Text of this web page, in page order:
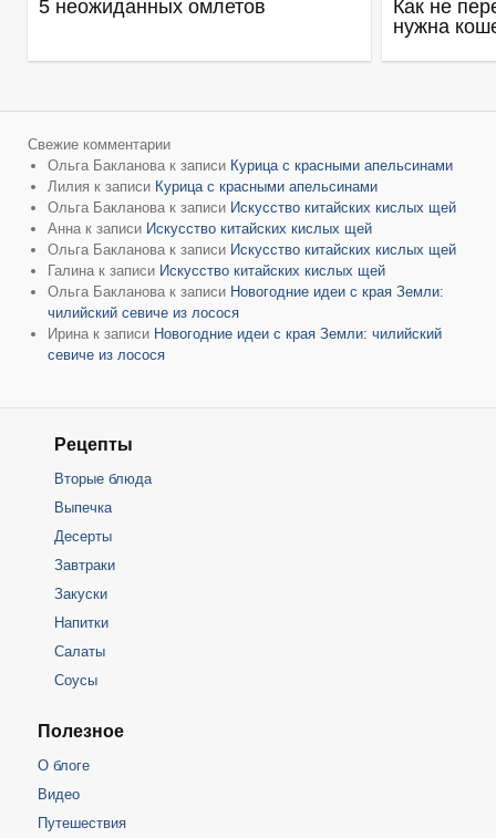
5 неожиданных омлетов
Как не
нужна
Свежие комментарии
Ольга Бакланова к записи Курица с красными апельсинами
Лилия к записи Курица с красными апельсинами
Ольга Бакланова к записи Искусство китайских кислых щей
Анна к записи Искусство китайских кислых щей
Ольга Бакланова к записи Искусство китайских кислых щей
Галина к записи Искусство китайских кислых щей
Ольга Бакланова к записи Новогодние идеи с края Земли:
чилийский севиче из лосося
Ирина к записи Новогодние идеи с края Земли: чилийский
севиче из лосося
Рецепты
Вторые блюда
Выпечка
Десерты
Завтраки
Закуски
Напитки
Салаты
Соусы
Полезное
О блоге
Видео
Путешествия